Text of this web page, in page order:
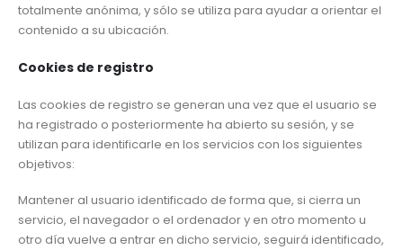
totalmente anónima, y sólo se utiliza para ayudar a orientar el
contenido a su ubicación.
Cookies de registro
Las cookies de registro se generan una vez que el usuario se
ha registrado o posteriormente ha abierto su sesión, y se
utilizan para identificarle en los servicios con los siguientes
objetivos:
Mantener al usuario identificado de forma que, si cierra un
servicio, el navegador o el ordenador y en otro momento u
otro día vuelve a entrar en dicho servicio, seguirá identificado,